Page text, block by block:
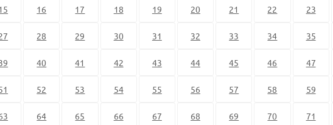
16 17 18 19 20 21 22 23
28 29 30 31 32 33 34 35
40 41 42 43 44 45 46 47
52 53 54 55 56 57 58 59
64 65 66 67 68 69 70 71